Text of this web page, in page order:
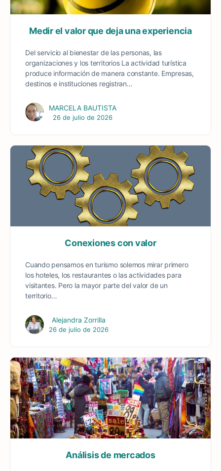
Medir el valor que deja una experiencia
Del servicio al bienestar de las personas, las
organizaciones y los territorios La actividad turística
produce información de manera constante. Empresas,
destinos e instituciones registran…
MARCELA BAUTISTA
26 de julio de 2026
Conexiones con valor
Cuando pensamos en turismo solemos mirar primero
los hoteles, los restaurantes o las actividades para
visitantes. Pero la mayor parte del valor de un
territorio…
Alejandra Zorrilla
26 de julio de 2026
Análisis de mercados